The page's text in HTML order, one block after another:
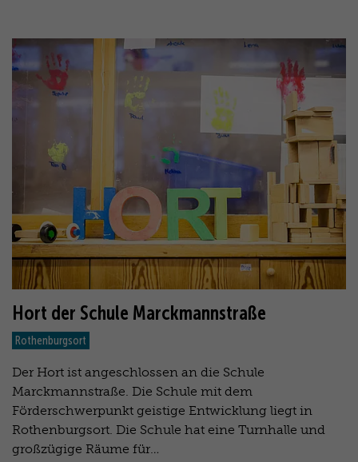
Hort der Schule Marckmannstraße
Rothenburgsort
Der Hort ist angeschlossen an die Schule
Marckmannstraße. Die Schule mit dem
Förderschwerpunkt geistige Entwicklung liegt in
Rothenburgsort. Die Schule hat eine Turnhalle und
großzügige Räume für…